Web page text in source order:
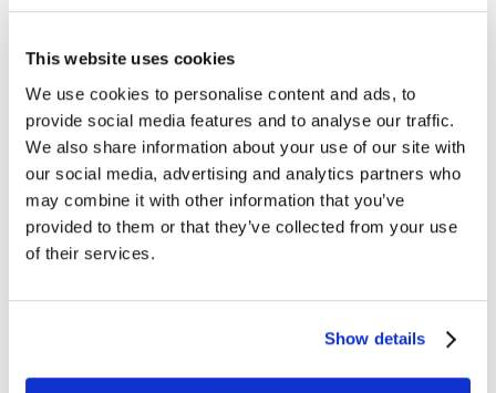
This website uses cookies
We use cookies to personalise content and ads, to
provide social media features and to analyse our traffic.
We also share information about your use of our site with
our social media, advertising and analytics partners who
may combine it with other information that you’ve
provided to them or that they’ve collected from your use
of their services.
Show details
18